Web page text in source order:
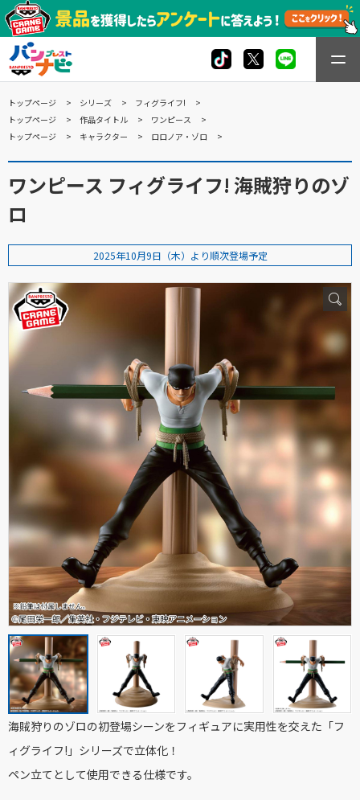
トップページ シリーズ
フィグライフ!
トップページ
作品タイトル
ワンピース
トップページ
キャラクター ロロノア・ゾロ
ワンピース フィグライフ! 海賊狩りのゾ
ロ
2025年10月9日（木）より順次登場予定
海賊狩りのゾロの初登場シーンをフィギュアに実用性を交えた「フ
ィグライフ!」シリーズで立体化！
ペン立てとして使用できる仕様です。